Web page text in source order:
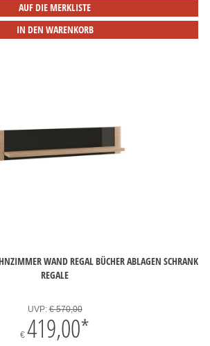
AUF DIE MERKLISTE
IN DEN WARENKORB
WAND REGAL BÜCHER ABLAGEN SCHRANK
REGALE
UVP:€ 570,00
€ 419,00*